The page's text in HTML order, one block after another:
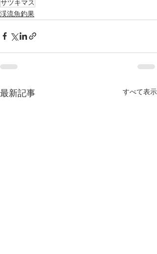
サツキマス
渓流魚釣果
最新記事 すべて表示